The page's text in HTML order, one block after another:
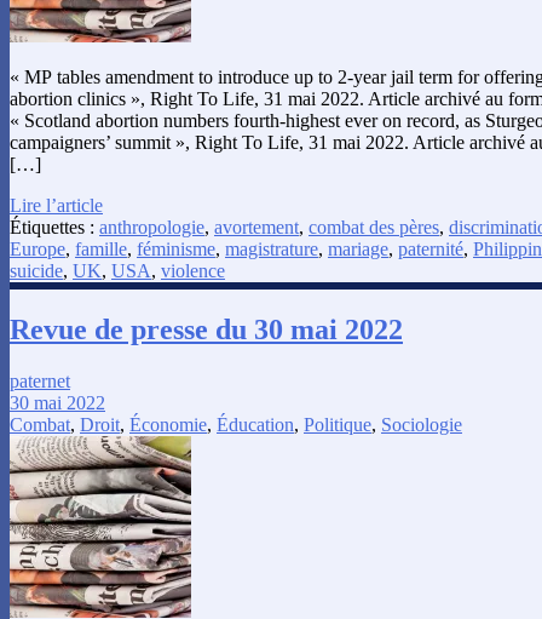
« MP tables amendment to introduce up to 2-year jail term for
abortion clinics », Right To Life, 31 mai 2022. Article archivé au
« Scotland abortion numbers fourth-highest ever on record, as
campaigners’ summit », Right To Life, 31 mai 2022. Article archivé
[…]
Lire l’article
Étiquettes : anthropologie, avortement, combat des pères,
Europe, famille, féminisme, magistrature, mariage, paternité,
suicide, UK, USA, violence
Revue de presse du 30 mai 2022
paternet
30 mai 2022
Combat, Droit, Économie, Éducation, Politique, Sociologie